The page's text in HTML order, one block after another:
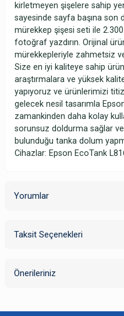
kirletmeyen şişelere sahip
sayesinde sayfa başına son
mürekkep şişesi seti ile
fotoğraf yazdırın. Orijinal
mürekkepleriyle zahmetsiz ve
Size en iyi kaliteye sahip
araştırmalara ve yüksek
yapıyoruz ve ürünlerimizi
gelecek nesil tasarımla
zamankinden daha kolay
sorunsuz doldurma sağlar
bulunduğu tanka dolum
Cihazlar: Epson EcoTank
Yorumlar
Taksit Seçenekleri
Önerileriniz